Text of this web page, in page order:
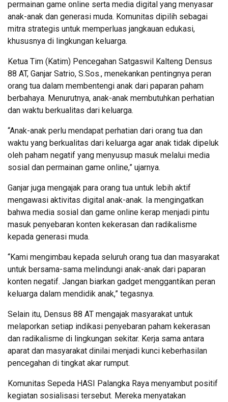
permainan game online serta media digital yang menyasar
anak-anak dan generasi muda. Komunitas dipilih sebagai
mitra strategis untuk memperluas jangkauan edukasi,
khususnya di lingkungan keluarga.
Ketua Tim (Katim) Pencegahan Satgaswil Kalteng Densus
88 AT, Ganjar Satrio, S.Sos., menekankan pentingnya peran
orang tua dalam membentengi anak dari paparan paham
berbahaya. Menurutnya, anak-anak membutuhkan perhatian
dan waktu berkualitas dari keluarga.
“Anak-anak perlu mendapat perhatian dari orang tua dan
waktu yang berkualitas dari keluarga agar anak tidak dipeluk
oleh paham negatif yang menyusup masuk melalui media
sosial dan permainan game online,” ujarnya.
Ganjar juga mengajak para orang tua untuk lebih aktif
mengawasi aktivitas digital anak-anak. Ia mengingatkan
bahwa media sosial dan game online kerap menjadi pintu
masuk penyebaran konten kekerasan dan radikalisme
kepada generasi muda.
“Kami mengimbau kepada seluruh orang tua dan masyarakat
untuk bersama-sama melindungi anak-anak dari paparan
konten negatif. Jangan biarkan gadget menggantikan peran
keluarga dalam mendidik anak,” tegasnya.
Selain itu, Densus 88 AT mengajak masyarakat untuk
melaporkan setiap indikasi penyebaran paham kekerasan
dan radikalisme di lingkungan sekitar. Kerja sama antara
aparat dan masyarakat dinilai menjadi kunci keberhasilan
pencegahan di tingkat akar rumput.
Komunitas Sepeda HASI Palangka Raya menyambut positif
kegiatan sosialisasi tersebut. Mereka menyatakan